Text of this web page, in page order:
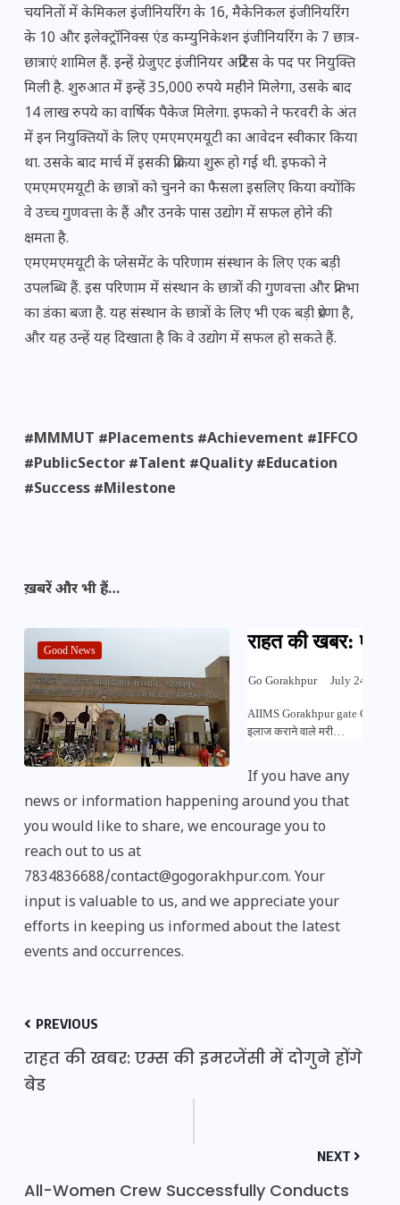
चयनितों में केमिकल इंजीनियरिंग के 16, मैकेनिकल इंजीनियरिंग
के 10 और इलेक्ट्रॉनिक्स एंड कम्युनिकेशन इंजीनियरिंग के 7 छात्र-
छात्राएं शामिल हैं. इन्हें ग्रेजुएट इंजीनियर अप्रेंटिस के पद पर नियुक्ति
मिली है. शुरुआत में इन्हें 35,000 रुपये महीने मिलेगा, उसके बाद
14 लाख रुपये का वार्षिक पैकेज मिलेगा. इफको ने फरवरी के अंत
में इन नियुक्तियों के लिए एमएमएमयूटी का आवेदन स्वीकार किया
था. उसके बाद मार्च में इसकी प्रक्रिया शुरू हो गई थी. इफको ने
एमएमएमयूटी के छात्रों को चुनने का फैसला इसलिए किया क्योंकि
वे उच्च गुणवत्ता के हैं और उनके पास उद्योग में सफल होने की
क्षमता है.
एमएमएमयूटी के प्लेसमेंट के परिणाम संस्थान के लिए एक बड़ी
उपलब्धि हैं. इस परिणाम में संस्थान के छात्रों की गुणवत्ता और प्रतिभा
का डंका बजा है. यह संस्थान के छात्रों के लिए भी एक बड़ी प्रेरणा है,
और यह उन्हें यह दिखाता है कि वे उद्योग में सफल हो सकते हैं.
#MMMUT #Placements #Achievement #IFFCO
#PublicSector #Talent #Quality #Education
#Success #Milestone
ख़बरें और भी हैं…
Good News राहत की खबर: एम्स
Go Gorakhpur July 24, 2023
AIIMS Gorakhpur gate GO
इलाज कराने वाले मरी…
If you have any
news or information happening around you that
you would like to share, we encourage you to
reach out to us at
7834836688/contact@gogorakhpur.com. Your
input is valuable to us, and we appreciate your
efforts in keeping us informed about the latest
events and occurrences.
PREVIOUS
राहत की खबर: एम्स की इमरजेंसी में दोगुने होंगे
बेड
NEXT
All-Women Crew Successfully Conducts